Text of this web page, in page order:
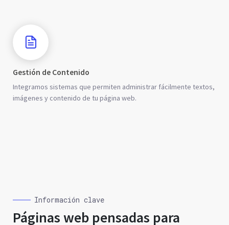
Gestión de Contenido
Integramos sistemas que permiten administrar fácilmente textos,
imágenes y contenido de tu página web.
Información clave
Páginas web pensadas para